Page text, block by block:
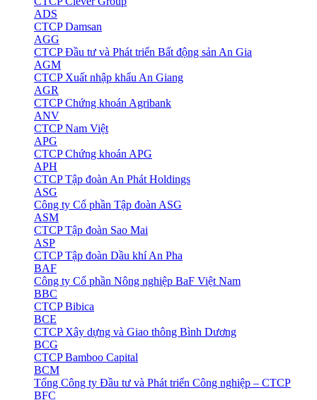
ADS
CTCP Damsan
AGG
CTCP Đầu tư và Phát triển Bất động sản An Gia
AGM
CTCP Xuất nhập khẩu An Giang
AGR
CTCP Chứng khoán Agribank
ANV
CTCP Nam Việt
APG
CTCP Chứng khoán APG
APH
CTCP Tập đoàn An Phát Holdings
ASG
Công ty Cổ phần Tập đoàn ASG
ASM
CTCP Tập đoàn Sao Mai
ASP
CTCP Tập đoàn Dầu khí An Pha
BAF
Công ty Cổ phần Nông nghiệp BaF Việt Nam
BBC
CTCP Bibica
BCE
CTCP Xây dựng và Giao thông Bình Dương
BCG
CTCP Bamboo Capital
BCM
Tổng Công ty Đầu tư và Phát triển Công nghiệp – CTCP
BFC